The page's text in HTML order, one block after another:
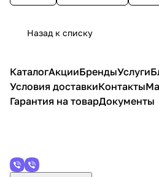
Назад к списку
КаталогАкцииБрендыУслуги
Условия доставкиКонтакты
Гарантия на товарДокументы